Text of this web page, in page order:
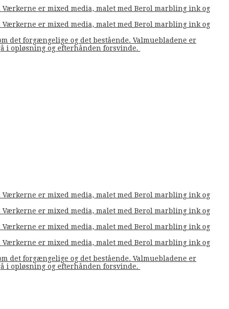
er mixed media, malet med Berol marbling ink og
er mixed media, malet med Berol marbling ink og
det forgængelige og det bestående. Valmuebladene er
i opløsning og efterhånden forsvinde.
er mixed media, malet med Berol marbling ink og
er mixed media, malet med Berol marbling ink og
er mixed media, malet med Berol marbling ink og
er mixed media, malet med Berol marbling ink og
det forgængelige og det bestående. Valmuebladene er
i opløsning og efterhånden forsvinde.